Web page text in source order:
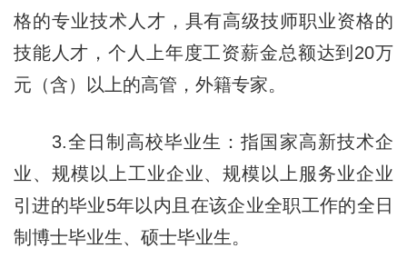
格的专业技术人才，具有高级技师职业资格的
技能人才，个人上年度工资薪金总额达到20万
元（含）以上的高管，外籍专家。
3.全日制高校毕业生：指国家高新技术企
业、规模以上工业企业、规模以上服务业企业
引进的毕业5年以内且在该企业全职工作的全日
制博士毕业生、硕士毕业生。